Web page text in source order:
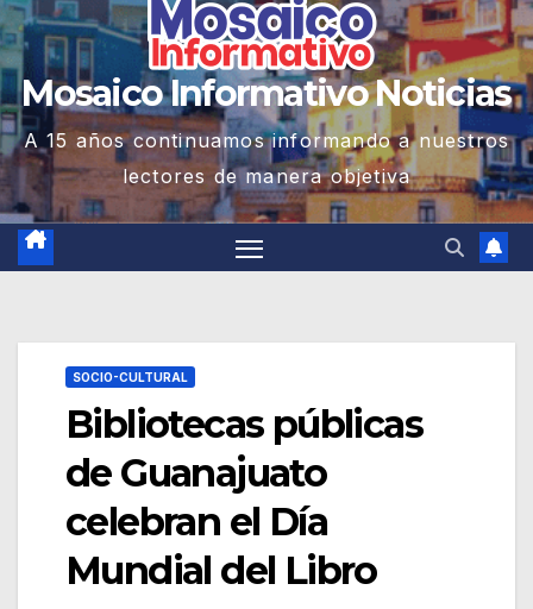
Mosaico Informativo Noticias
A 15 años continuamos informando a nuestros
lectores de manera objetiva
SOCIO-CULTURAL
Bibliotecas públicas
de Guanajuato
celebran el Día
Mundial del Libro